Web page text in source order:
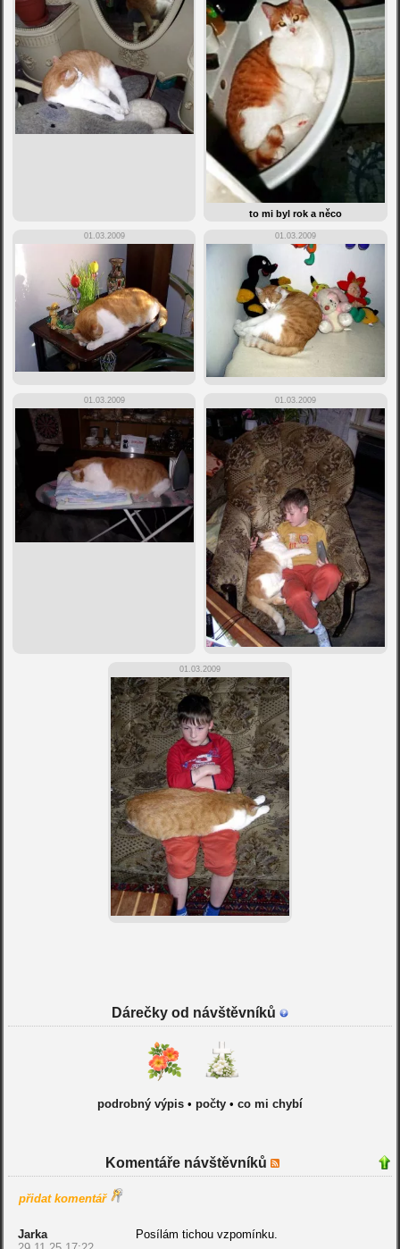
to mi byl rok a něco
01.03.2009 01.03.2009
01.03.2009 01.03.2009
01.03.2009
Dárečky od návštěvníků
podrobný výpis• počty• co mi chybí
Komentáře návštěvníků
přidat komentář
Jarka
Posílám tichou vzpomínku.